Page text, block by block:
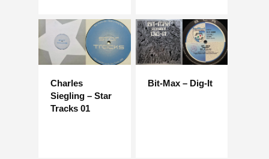
Charles
Siegling – Star
Tracks 01
Bit-Max – Dig-It